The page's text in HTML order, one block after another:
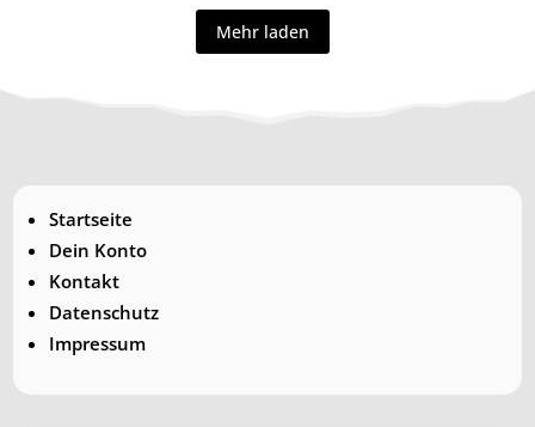
Mehr laden
Startseite
Dein Konto
Kontakt
Datenschutz
Impressum